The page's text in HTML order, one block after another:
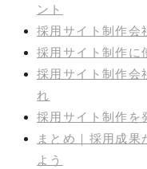
ント
採用サイト制作会
採用サイト制作に
採用サイト制作会
れ
採用サイト制作を
まとめ｜採用成果
よう